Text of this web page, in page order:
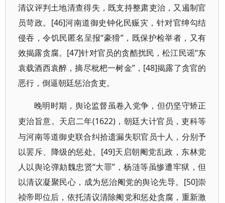
清议评判土地清查得失，既支持整肃吏治，又遏制官
员苛政。[46]河南道御史钟化民赈灾，针对官绅勾结
侵吞，令饥民匿名呈报“豪猾”，既保护检举者，又有
效揭露贪腐。[47]针对官员的贪酷扰民，松江民谣“东
袁载酒西袁醉，摘尽枇杷一树金”，[48]揭露了贪官的
恶行，倒逼朝廷惩治贪吏。
晚明时期，舆论监督虽卷入党争，但仍坚守矫正
吏治旨意。天启二年(1622)，朝廷大计官员，吏科等
与河南等道御史联合纠拾遗漏失职官员十人，分别予
以罢斥、降级的惩处。[49]天启朝阉党乱政，东林党
人以舆论弹劾魏忠贤“大罪”，杨涟等虽惨遭牢狱，但
以清议凝聚民心，成为惩治阉党的舆论先导。[50]崇
祯帝即位后，依托清议清除阉党和惩处贪腐，重新激